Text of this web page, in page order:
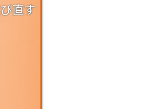
直す